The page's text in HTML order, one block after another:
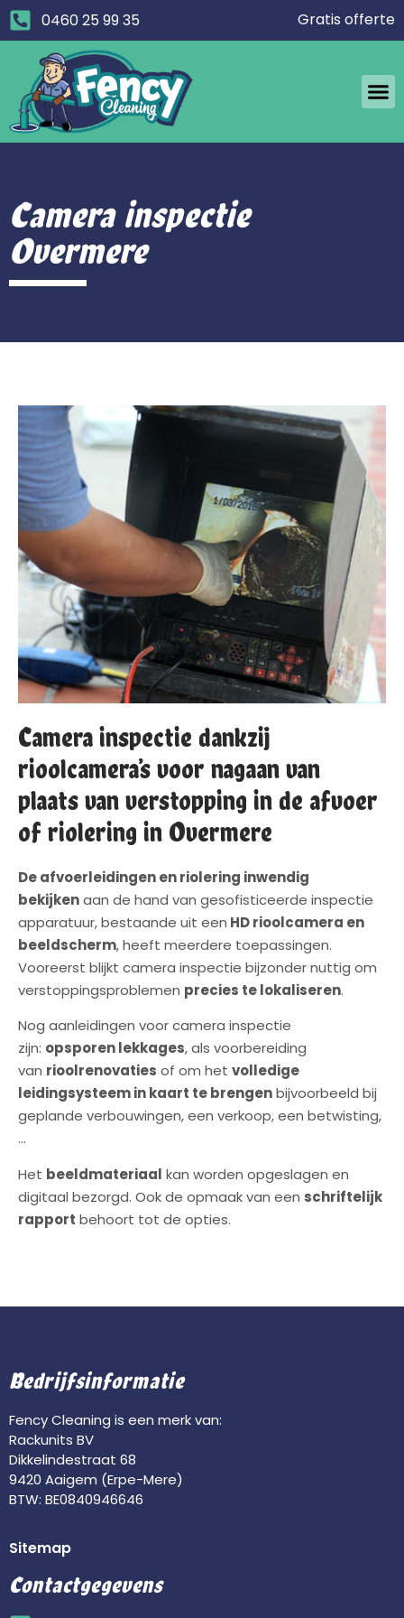
0460 25 99 35 Gratis offerte
Camera inspectie
Overmere
Camera inspectie dankzij
rioolcamera’s voor nagaan van
plaats van verstopping in de afvoer
of riolering in Overmere
De afvoerleidingen en riolering inwendig
bekijkenaan de hand van gesofisticeerde inspectie
apparatuur, bestaande uit een HD rioolcamera en
beeldscherm, heeft meerdere toepassingen.
Vooreerst blijkt camera inspectie bijzonder nuttig om
verstoppingsproblemen precies te lokaliseren.
Nog aanleidingen voor camera inspectie
zijn: opsporen lekkages, als voorbereiding
van rioolrenovaties of om het volledige
leidingsysteem in kaart te brengenbijvoorbeeld bij
geplande verbouwingen, een verkoop, een betwisting,
…
Het beeldmateriaal kan worden opgeslagen en
digitaal bezorgd. Ook de opmaak van een schriftelijk
rapport behoort tot de opties.
Bedrijfsinformatie
Fency Cleaning is een merk van:
Rackunits BV
Dikkelindestraat 68
9420 Aaigem (Erpe-Mere)
BTW: BE0840946646
Sitemap
Contactgegevens